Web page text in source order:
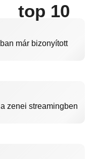
top 10
már bizonyított
zenei streamingben